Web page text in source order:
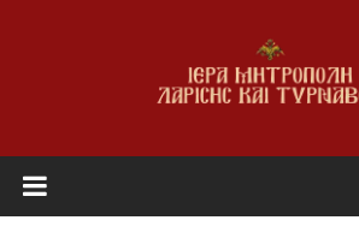
Ι.Μ.
Λαρίσης